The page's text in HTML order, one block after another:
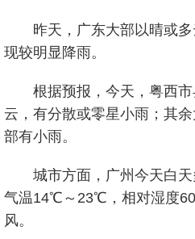
昨天，广东大部以晴或
现较明显降雨。
根据预报，今天，粤西
云，有分散或零星小雨；其
部有小雨。
城市方面，广州今天白
气温14℃～23℃，相对湿度
风。